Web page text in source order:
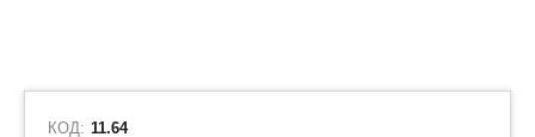
КОД: 11.64